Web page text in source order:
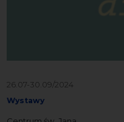
26.07-30.09/2024
Wystawy